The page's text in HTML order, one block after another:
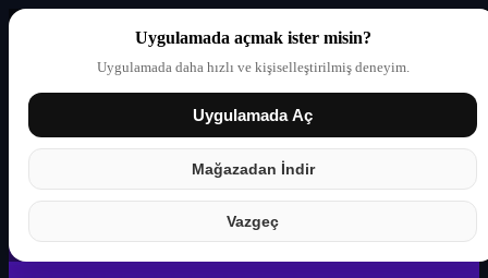
Uygulamada açmak ister misin?
Uygulamada daha hızlı ve kişiselleştirilmiş deneyim.
Uygulamada Aç
Mağazadan İndir
Vazgeç
Giriş yap Partner